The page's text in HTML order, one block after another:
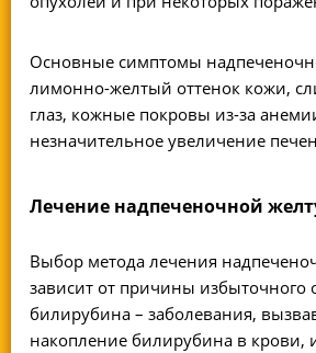
Основные симптомы
лимонно-желтый оттенок кожи,
глаз, кожные покровы из-за
незначительное увеличение
Лечение надпеченочной
Выбор метода лечения
зависит от причины избыточного
билирубина – заболевания,
накопление билирубина в крови,